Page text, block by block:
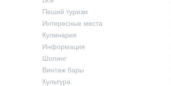
Осень
Пеший туризм
Интересные места
Кулинария
Информация
Шопинг
Винтаж бары
Культура